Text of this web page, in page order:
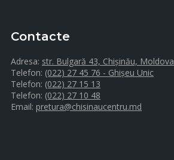
Contacte
Adresa: str. Bulgară 43, Chișinău, Moldova
Telefon: (022) 27 45 76 - Ghișeu Unic
Telefon: (022) 27 15 13
Telefon: (022) 27 10 48
Email: pretura@chisinaucentru.md